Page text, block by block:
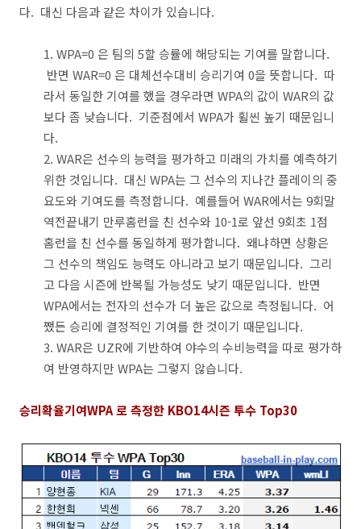
다. 대신 다음과 같은 차이가 있습니다.
1. WPA=0 은 팀의 5할 승률에 해당되는 기여를 말합니다.
반면 WAR=0 은 대체선수대비 승리기여 0을 뜻합니다. 따
라서 동일한 기여를 했을 경우라면 WPA의 값이 WAR의 값
보다 좀 낮습니다. 기준점에서 WPA가 휠씬 높기 때문입니
다.
2. WAR은 선수의 능력을 평가하고 미래의 가치를 예측하기
위한 것입니다. 대신 WPA는 그 선수의 지나간 플레이의 중
요도와 기여도를 측정합니다. 예를들어 WAR에서는 9회말
역전끝내기 만루홈런을 친 선수와 10-1로 앞선 9회초 1점
홈런을 친 선수를 동일하게 평가합니다. 왜냐하면 상황은
그 선수의 책임도 능력도 아니라고 보기 때문입니다. 그리
고 다음 시즌에 반복될 가능성도 낮기 때문입니다. 반면
WPA에서는 전자의 선수가 더 높은 값으로 측정됩니다. 어
쨌든 승리에 결정적인 기여를 한 것이기 때문입니다.
3. WAR은 UZR에 기반하여 야수의 수비능력을 따로 평가하
여 반영하지만 WPA는 그렇지 않습니다.
승리확율기여WPA 로 측정한 KBO14시즌 투수 Top30